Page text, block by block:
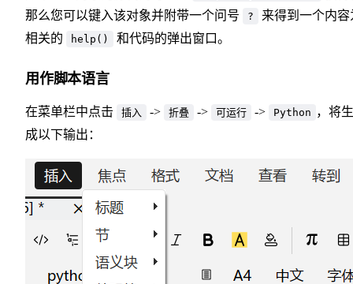
那么您可以键入该对象并附带一个问号
?
来得到一个内容
相关的
help() 和代码的弹出窗口。
用作脚本语言
在菜单栏中点击 插入 -> 折叠 -> 可运行 -> Python ，将生
成以下输出：